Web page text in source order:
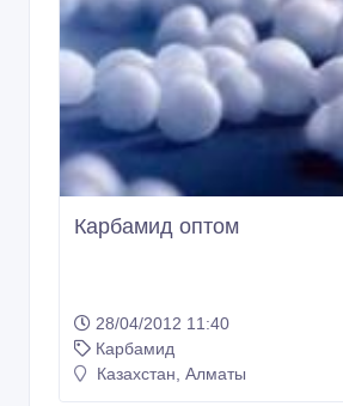
Карбамид оптом
28/04/2012 11:40
Карбамид
Казахстан, Алматы